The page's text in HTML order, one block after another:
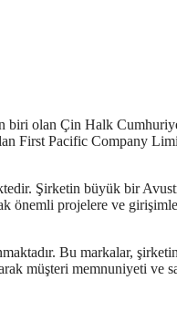
biri olan Çin Halk
First Pacific Company
Şirketin büyük bir
önemli projelere ve
Bu markalar,
müşteri memnuniyeti ve